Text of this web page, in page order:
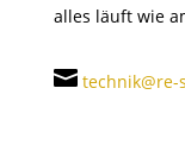
alles läuft wie
 technik@re-